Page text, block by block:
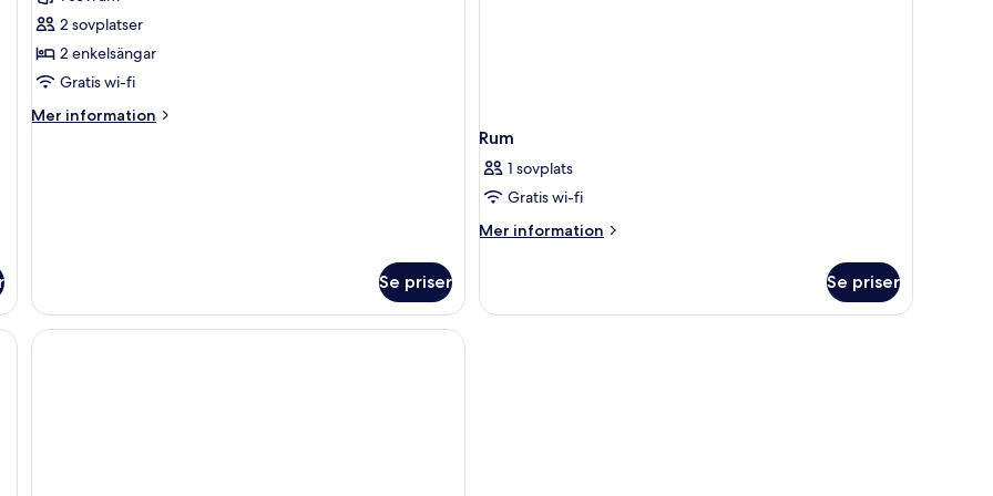
Deluxe
2 sovplatser
2 enkelsängar
Gratis wi-fi
Mer information
Mer
Se priser
Rum
1 sovplats
Gratis wi-fi
Mer information
Mer
Se priser